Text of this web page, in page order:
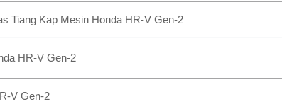
Tiang Kap Mesin Honda HR-V Gen-2
HR-V Gen-2
V Gen-2